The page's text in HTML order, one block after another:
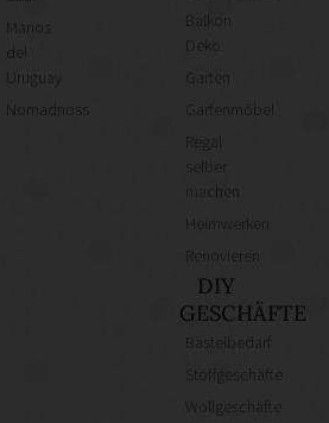
Manos
Uruguay
Nomadnoss
Balkon
Deko
Garten
Gartenmöbel
Regal
Heimwerken
DIY
GESCHÄFTE
Bastelbedarf
Stoffgeschäfte
Wollgeschäfte